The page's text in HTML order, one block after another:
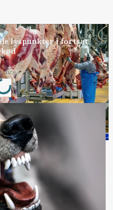
lyspunkter i fortsat